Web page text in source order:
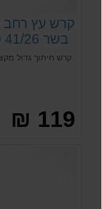
קרש עץ רחב
בשר 41/26 סמ שף אדוני ארקוסטיל
119 ₪